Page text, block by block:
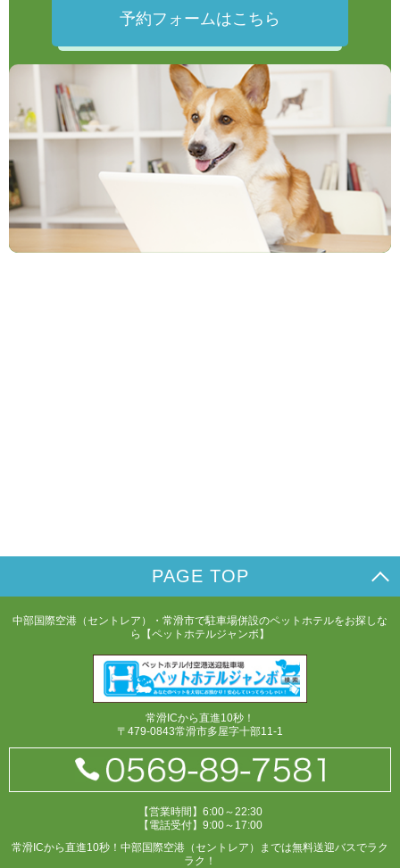
予約フォームはこちら
PAGE TOP
中部国際空港（セントレア）・常滑市で駐車場併設のペットホテルをお探しな
ら【ペットホテルジャンボ】
常滑ICから直進10秒！
〒479-0843常滑市多屋字十部11-1
【営業時間】6:00～22:30
【電話受付】9:00～17:00
常滑ICから直進10秒！中部国際空港（セントレア）までは無料送迎バスでラク
ラク！